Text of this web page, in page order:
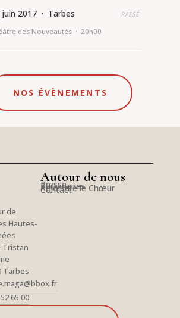
juin 2017 · Tarbes PASSÉ
des Nouveautés · 20h00
NOS ÉVÈNEMENTS
Autour de nous
Presse
Partenaires
Rejoindre le Chœur
Contact
de
Hautes-
Tristan
Tarbes
65 00